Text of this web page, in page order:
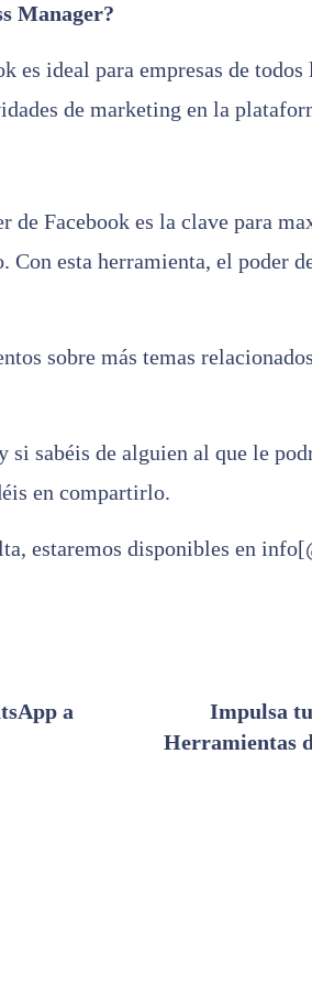
Manager?
es ideal para empresas de todos
de marketing en la
de Facebook es la clave para
Con esta herramienta, el poder
sobre más temas
si sabéis de alguien al que le
en compartirlo.
estaremos disponibles en
a
Impulsa
Herramientas